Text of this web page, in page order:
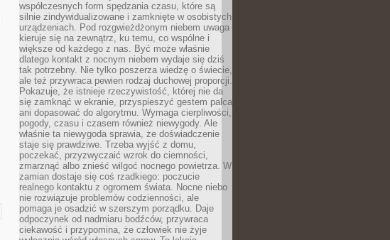
współczesnych form spędzania czasu, które są
silnie zindywidualizowane i zamknięte w osobistych
urządzeniach. Pod rozgwieżdżonym niebem uwaga
kieruje się na zewnątrz, ku temu, co wspólne i
większe od każdego z nas. Być może właśnie
dlatego kontakt z nocnym niebem wydaje się dziś
tak potrzebny. Nie tylko poszerza wiedzę o świecie,
ale też przywraca pewien rodzaj duchowej proporcji.
Pokazuje, że istnieje rzeczywistość, której nie da
się zamknąć w ekranie, przyspieszyć gestem palca
ani dopasować do algorytmu. Wymaga cierpliwości,
pogody, czasu i czasem również niewygody. Ale
właśnie ta niewygoda sprawia, że doświadczenie
staje się prawdziwe. Trzeba wyjść z domu,
poczekać, przyzwyczaić wzrok do ciemności,
zmarznąć albo znieść wilgoć nocnego powietrza. W
zamian dostaje się coś rzadkiego: poczucie
realnego kontaktu z ogromem świata. Nocne niebo
nie rozwiązuje problemów codzienności, ale
pomaga je osadzić w szerszym porządku. Daje
odpoczynek od nadmiaru bodźców, przywraca
ciekawość i przypomina, że człowiek nie żyje